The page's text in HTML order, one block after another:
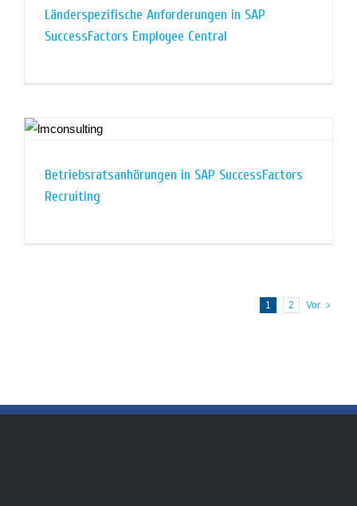
Länderspezifische Anforderungen in SAP
SuccessFactors Employee Central
Betriebsratsanhörungen in SAP SuccessFactors
Recruiting
1 2 Vor